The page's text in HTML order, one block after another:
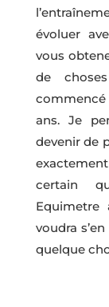
évoluer
vous
de
commencé
ans. Je
devenir de
certain
voudra
quelque